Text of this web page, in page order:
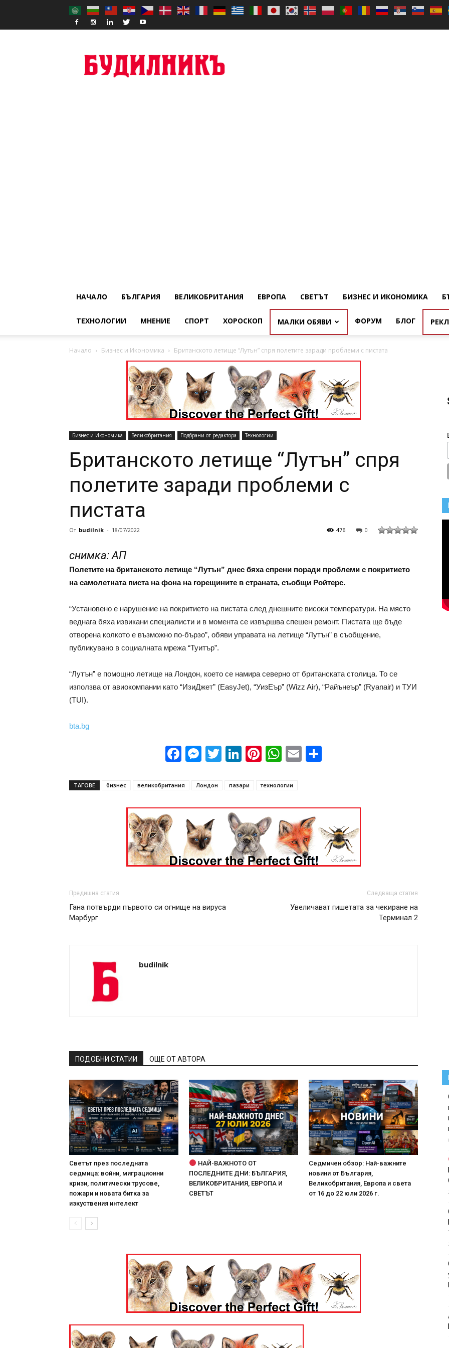
НАЧАЛО БЪЛГАРИЯ ВЕЛИКОБРИТАНИЯ ЕВРОПА СВЕТЪТ БИЗНЕС И ИКОНОМИКА
ТЕХНОЛОГИИ МНЕНИЕ СПОРТ ХОРОСКОП МАЛКИ ОБЯВИ ФОРУМ БЛОГ
Начало Бизнес и Икономика Британското летище “Лутън” спря полетите заради проблеми с пистата
Бизнес и Икономика Великобритания Подбрани от редактора Технологии
Британското летище “Лутън” спря
полетите заради проблеми с
пистата
От budilnik - 18/07/2022 0
476
снимка: АП
Полетите на британското летище “Лутън” днес бяха спрени поради проблеми с покритието
на самолетната писта на фона на горещините в страната, съобщи Ройтерс.
“Установено е нарушение на покритието на пистата след днешните високи температури. На място
веднага бяха извикани специалисти и в момента се извършва спешен ремонт. Пистата ще бъде
отворена колкото е възможно по-бързо”, обяви управата на летище “Лутън” в съобщение,
публикувано в социалната мрежа “Туитър”.
“Лутън” е помощно летище на Лондон, което се намира северно от британската столица. То се
използва от авиокомпании като “ИзиДжет” (EasyJet), “УизЕър” (Wizz Air), “Райънеър” (Ryanair) и ТУИ
(TUI).
bta.bg
Facebook
Messenger
Twitter
LinkedIn
Pinterest
WhatsApp
Email
ТАГОВЕ бизнес великобритания Лондон пазари технологии
Предишна статия
Гана потвърди първото си огнище на вируса
Марбург
Следваща статия
Увеличават гишетата за чекиране на
Терминал 2
budilnik
ПОДОБНИ СТАТИИ ОЩЕ ОТ АВТОРА
Светът през последната
седмица: войни, миграционни
кризи, политически трусове,
пожари и новата битка за
изкуствения интелект
НАЙ-ВАЖНОТО ОТ
ПОСЛЕДНИТЕ ДНИ: БЪЛГАРИЯ,
ВЕЛИКОБРИТАНИЯ, ЕВРОПА И
СВЕТЪТ
Седмичен обзор: Най-важните
новини от България,
Великобритания, Европа и света
от 16 до 22 юли 2026 г.